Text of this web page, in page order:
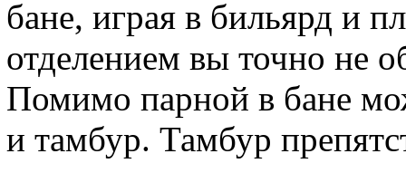
бане, играя в бильярд и
отделением вы точно не
Помимо парной в бане
и тамбур. Тамбур